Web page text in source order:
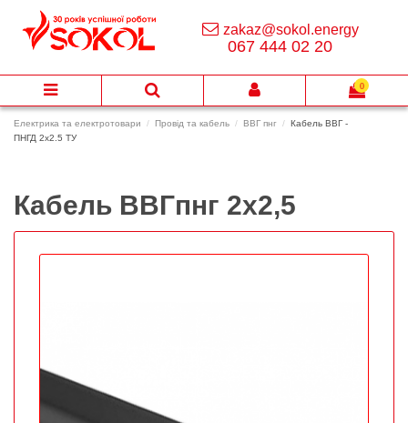
Електрика та електротовари Провід та кабель ВВГ пнг
Кабель ВВГ -
ПНГД 2х2.5 ТУ
Кабель ВВГпнг 2х2,5
zakaz@sokol.energy
067 444 02 20
0